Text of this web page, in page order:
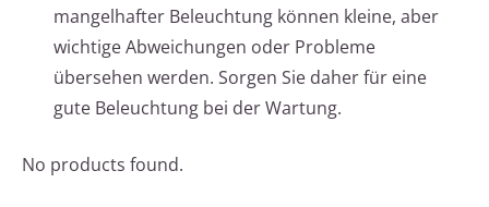
mangelhafter Beleuchtung können kleine, aber
wichtige Abweichungen oder Probleme
übersehen werden. Sorgen Sie daher für eine
gute Beleuchtung bei der Wartung.
No products found.